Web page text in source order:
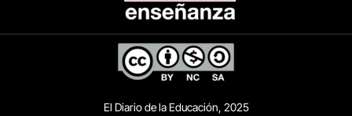
El Diario de la Educación, 2025